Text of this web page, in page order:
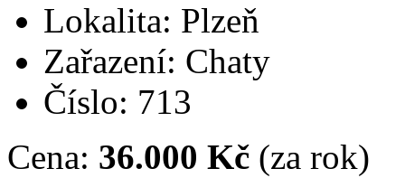
Lokalita: Plzeň
Zařazení: Chaty
Číslo: 713
Cena: 36.000 Kč (za rok)